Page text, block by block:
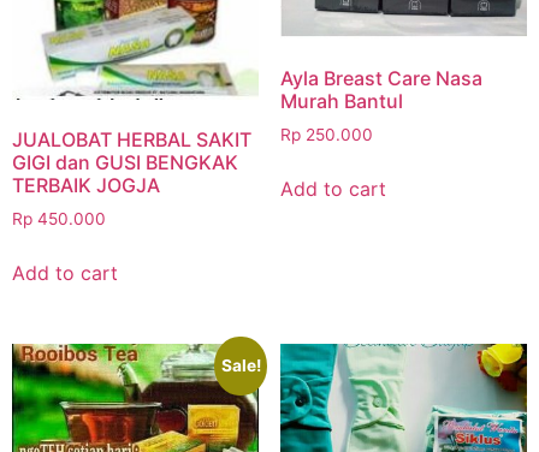
JUALOBAT HERBAL SAKIT
GIGI dan GUSI BENGKAK
TERBAIK JOGJA
Rp 450.000
Add to cart
Ayla Breast Care Nasa
Murah Bantul
Rp250.000
Add to cart
Sale!